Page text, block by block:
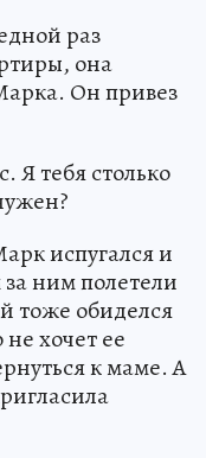
раз
она
Он привез
Я тебя столько
испугался и
ним полетели
тоже обиделся
хочет ее
к маме. А